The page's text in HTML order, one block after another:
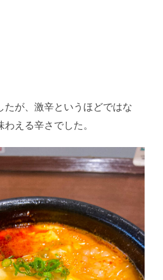
たが、激辛というほどではな
える辛さでした。